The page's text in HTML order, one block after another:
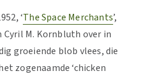
‘The Space Merchants’,
Cyril M. Kornbluth over in
groeiende blob vlees, die
zogenaamde ‘chicken